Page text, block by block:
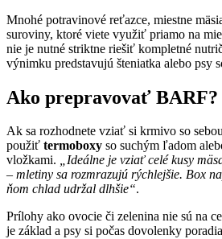
Mnohé potravinové reťazce, miestne
suroviny, ktoré viete využiť priamo na
nie je nutné striktne riešiť kompletné
výnimku predstavujú šteniatka alebo psy
Ako prepravovať BARF?
Ak sa rozhodnete vziať si krmivo so
použiť termoboxy so suchým ľadom
vložkami. „Ideálne je vziať celé kusy
– mletiny sa rozmrazujú rýchlejšie. Box
ňom chlad udržal dlhšie“.
Prílohy ako ovocie či zelenina nie sú na
je základ a psy si počas dovolenky